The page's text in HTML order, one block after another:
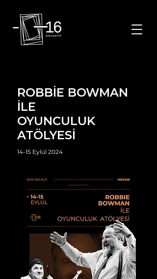
ROBBİE BOWMAN
İLE
OYUNCULUK
ATÖLYESİ
14-15 Eylül 2024